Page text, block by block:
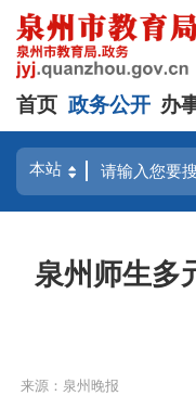
首页 政务公开 办
泉州师生多
来源：泉州晚报